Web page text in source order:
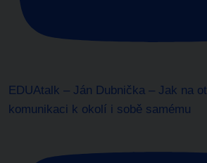
EDUAtalk – Ján Dubnička – Jak na
komunikaci k okolí i sobě samému